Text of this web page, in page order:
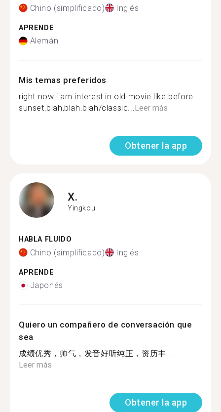
Chino (simplificado) Inglés
APRENDE
Alemán
Mis temas preferidos
right now i am interest in old movie like before
sunset.blah,blah.blah/classic...Leer más
Obtener la app
X.
Yingkou
HABLA FLUIDO
Chino (simplificado) Inglés
APRENDE
Japonés
Quiero un compañero de conversación que
sea
成绩优秀，帅气，发音好听纯正，资历丰...
Leer más
Obtener la app